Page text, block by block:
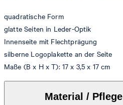
quadratische Form
glatte Seiten in Leder-Optik
Innenseite mit Flechtprägung
silberne Logoplakette an der Seite
Maße (B x H x T): 17 x 3,5 x 17 cm
Material / Pflege